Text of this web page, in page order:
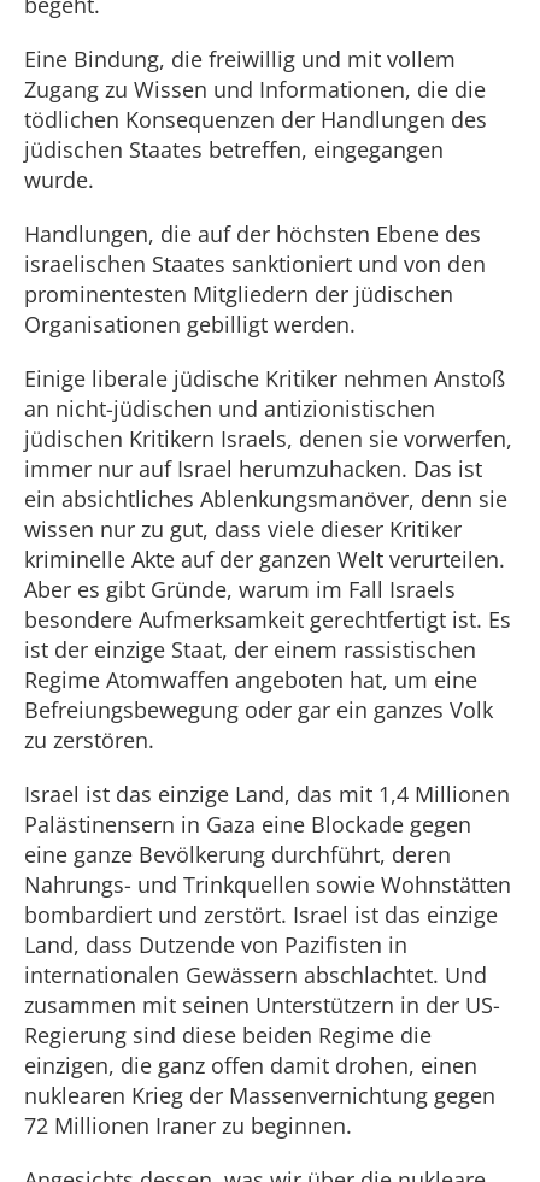
Eine Bindung, die freiwillig und mit vollem
Zugang zu Wissen und Informationen, die die
tödlichen Konsequenzen der Handlungen des
jüdischen Staates betreffen, eingegangen
wurde.
Handlungen, die auf der höchsten Ebene des
israelischen Staates sanktioniert und von den
prominentesten Mitgliedern der jüdischen
Organisationen gebilligt werden.
Einige liberale jüdische Kritiker nehmen Anstoß
an nicht-jüdischen und antizionistischen
jüdischen Kritikern Israels, denen sie vorwerfen,
immer nur auf Israel herumzuhacken. Das ist
ein absichtliches Ablenkungsmanöver, denn sie
wissen nur zu gut, dass viele dieser Kritiker
kriminelle Akte auf der ganzen Welt verurteilen.
Aber es gibt Gründe, warum im Fall Israels
besondere Aufmerksamkeit gerechtfertigt ist. Es
ist der einzige Staat, der einem rassistischen
Regime Atomwaffen angeboten hat, um eine
Befreiungsbewegung oder gar ein ganzes Volk
zu zerstören.
Israel ist das einzige Land, das mit 1,4 Millionen
Palästinensern in Gaza eine Blockade gegen
eine ganze Bevölkerung durchführt, deren
Nahrungs- und Trinkquellen sowie Wohnstätten
bombardiert und zerstört. Israel ist das einzige
Land, dass Dutzende von Pazifisten in
internationalen Gewässern abschlachtet. Und
zusammen mit seinen Unterstützern in der US-
Regierung sind diese beiden Regime die
einzigen, die ganz offen damit drohen, einen
nuklearen Krieg der Massenvernichtung gegen
72 Millionen Iraner zu beginnen.